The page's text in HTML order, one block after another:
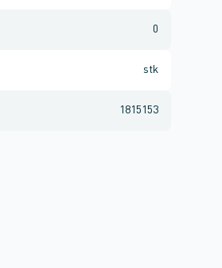
0
stk
1815153